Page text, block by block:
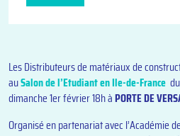
Les Distributeurs de matériaux de
auSalon de l’Etudiant en Ile-de-France
dimanche 1er février 18h àPORTE DE
Organisé en partenariat avec l’Académie de